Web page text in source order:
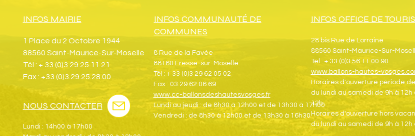
INFOS MAIRIE
1 Place du 2 Octobre 1944
88560 Saint-Maurice-Sur-Moselle
Tél : + 33 (0)3 29 25 11 21
Fax : +33 (0)3.29.25.28.00
NOUS CONTACTER
Lundi : 14h00 à 17h00
INFOS COMMUNAUTÉ DE
COMMUNES
8 Rue de la Favée
88160 Fresse-sur-Moselle
Tél : + 33 (0)3 29 62 05 02
Fax : 03.29.62.06.69
www.cc-ballonsdeshautesvosges.fr
Lundi au jeudi : de 8h30 à 12h00 et de 13h30 à 17h00
Vendredi : de 8h30 à 12h00 et de 13h30 à 16h30
INFOS OFFICE DE
28 bis Rue de Lorraine
88560 Saint-Maurice-Sur-
Tél : + 33 (0)3 56 11 00 90
www.ballons-hautes-
Horaires d'ouverture période
du lundi au samedi de 9h à
12h
Horaires d'ouverture hors
du lundi au samedi de 9h à 12h